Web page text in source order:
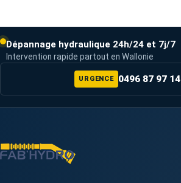
Dépannage hydraulique 24h/24 et 7j/7
Intervention rapide partout en Wallonie
URGENCE 0496 87 97 14